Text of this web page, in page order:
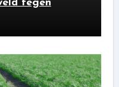
tegen